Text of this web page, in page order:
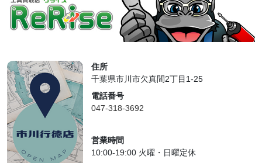
住所
千葉県市川市欠真間2丁目1-25
電話番号
047-318-3692
営業時間
10:00-19:00 火曜・日曜定休